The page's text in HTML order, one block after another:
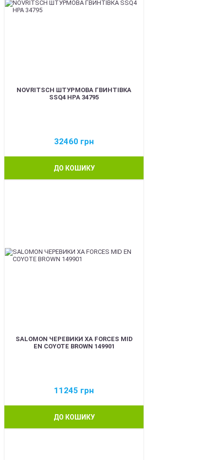
NOVRITSCH ШТУРМОВА ГВИНТІВКА
SSQ4 HPA 34795
32460 грн
ДО КОШИКУ
SALOMON ЧЕРЕВИКИ XA FORCES MID
EN COYOTE BROWN 149901
11245 грн
ДО КОШИКУ